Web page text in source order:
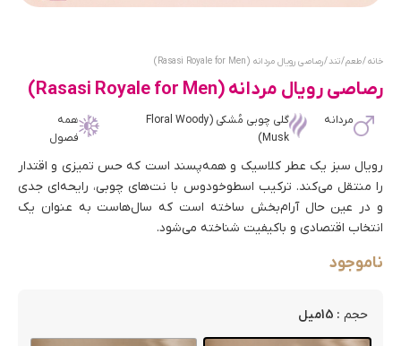
خانه/طعم/تند/ رصاصی رویال مردانه (Rasasi Royale for Men)
رصاصی رویال مردانه (Rasasi Royale for Men)
مردانه
گلی چوبی مُشکی (Floral Woody
Musk)
همه
فصول
رویال سبز یک عطر کلاسیک و همه‌پسند است که حس تمیزی و اقتدار
را منتقل می‌کند. ترکیب اسطوخودوس با نت‌های چوبی، رایحه‌ای جدی
و در عین حال آرام‌بخش ساخته است که سال‌هاست به عنوان یک
انتخاب اقتصادی و باکیفیت شناخته می‌شود.
ناموجود
حجم : 15میل